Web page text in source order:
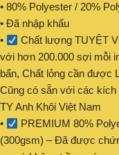
• 80% Polyester / 20%
• Đã nhập khẩu
•
Chất lượng TUYỆT
với hơn 200.000 sợi mỗi
bẩn, Chất lỏng cần được
Cũng có sẵn với các
TY Anh Khôi Việt Nam
•
PREMIUM 80%
(300gsm) – Đã được